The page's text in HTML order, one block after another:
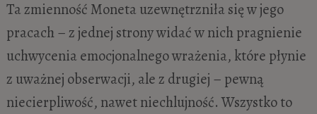
Ta zmienność Moneta uzewnętrzniła się w jego
pracach – z jednej strony widać w nich pragnienie
uchwycenia emocjonalnego wrażenia, które płynie
z uważnej obserwacji, ale z drugiej – pewną
niecierpliwość, nawet niechlujność. Wszystko to